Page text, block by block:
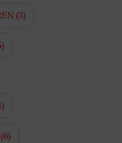
(3)
(6)